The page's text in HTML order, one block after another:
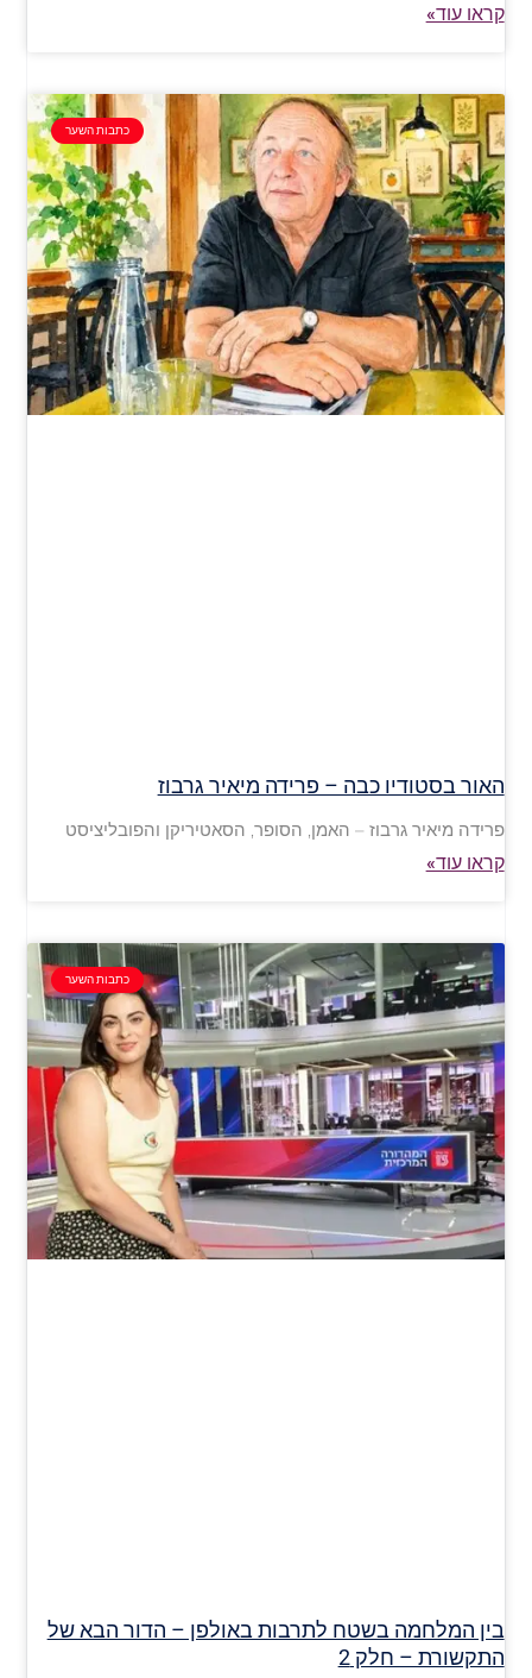
קראו עוד»
כתבות השער
האור בסטודיו כבה – פרידה מיאיר גרבוז
פרידה מיאיר גרבוז – האמן, הסופר, הסאטיריקן והפובליציסט
קראו עוד»
כתבות השער
בין המלחמה בשטח לתרבות באולפן – הדור הבא של
התקשורת – חלק 2